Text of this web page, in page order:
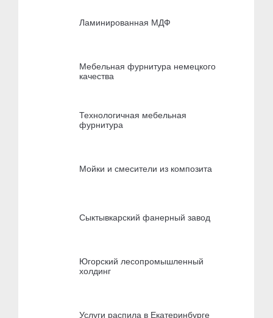
Ламинированная МДФ
Мебельная фурнитура немецкого
качества
Технологичная мебельная
фурнитура
Мойки и смесители из композита
Сыктывкарский фанерный завод
Югорский лесопромышленный
холдинг
Услуги распила в Екатеринбурге